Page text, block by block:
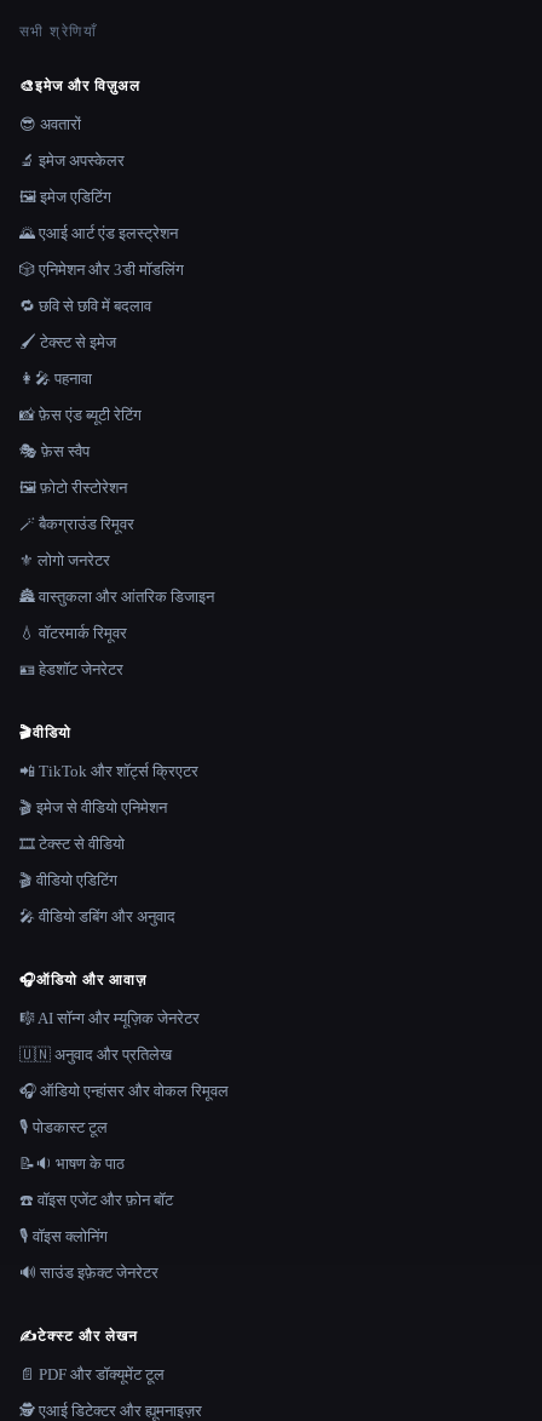
सभी श्रेणियाँ
🎨इमेज और विज़ुअल
😎 अवतारों
🔬 इमेज अपस्केलर
🖼️ इमेज एडिटिंग
🌄 एआई आर्ट एंड इलस्ट्रेशन
🎲 एनिमेशन और 3डी मॉडलिंग
🔁 छवि से छवि में बदलाव
🖌️ टेक्स्ट से इमेज
👩‍🎤 पहनावा
📸 फ़ेस एंड ब्यूटी रेटिंग
🎭 फ़ेस स्वैप
🖼️ फ़ोटो रीस्टोरेशन
🪄 बैकग्राउंड रिमूवर
⚜️ लोगो जनरेटर
🏯 वास्तुकला और आंतरिक डिजाइन
💧 वॉटरमार्क रिमूवर
🪪 हेडशॉट जेनरेटर
🎬वीडियो
📲 TikTok और शॉर्ट्स क्रिएटर
🎬 इमेज से वीडियो एनिमेशन
🎞️ टेक्स्ट से वीडियो
🎬 वीडियो एडिटिंग
🎤 वीडियो डबिंग और अनुवाद
🎧ऑडियो और आवाज़
🎼 AI सॉन्ग और म्यूज़िक जेनरेटर
🇺🇳 अनुवाद और प्रतिलेख
🎧 ऑडियो एन्हांसर और वोकल रिमूवल
🎙️ पोडकास्ट टूल
📝🔉 भाषण के पाठ
☎️ वॉइस एजेंट और फ़ोन बॉट
🎙️ वॉइस क्लोनिंग
🔊 साउंड इफ़ेक्ट जेनरेटर
✍️टेक्स्ट और लेखन
📄 PDF और डॉक्यूमेंट टूल
🕵️ एआई डिटेक्टर और ह्यूमनाइज़र